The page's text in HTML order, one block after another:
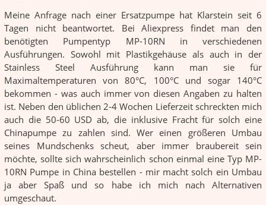
Meine Anfrage nach einer Ersatzpumpe hat Klarstein seit 6
Tagen nicht beantwortet. Bei Aliexpress findet man den
benötigten Pumpentyp MP-10RN in verschiedenen
Ausführungen. Sowohl mit Plastikgehäuse als auch in der
Stainless Steel Ausführung kann man sie für
Maximaltemperaturen von 80°C, 100°C und sogar 140°C
bekommen - was auch immer von diesen Angaben zu halten
ist. Neben den üblichen 2-4 Wochen Lieferzeit schreckten mich
auch die 50-60 USD ab, die inklusive Fracht für solch eine
Chinapumpe zu zahlen sind. Wer einen größeren Umbau
seines Mundschenks scheut, aber immer braubereit sein
möchte, sollte sich wahrscheinlich schon einmal eine Typ MP-
10RN Pumpe in China bestellen - mir macht solch ein Umbau
ja aber Spaß und so habe ich mich nach Alternativen
umgeschaut.